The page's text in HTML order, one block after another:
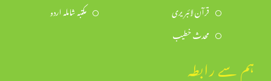
قرآن لائبریری
مکتبہ شاملہ اردو
محدث خطیب
ہم سے رابطہ